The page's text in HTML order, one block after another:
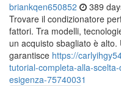
briankqen650852 389
Trovare il condizionatore
fattori. Tra modelli,
un acquisto sbagliato è
garantisce https://
tutorial-completa-alla-
esigenza-75740031